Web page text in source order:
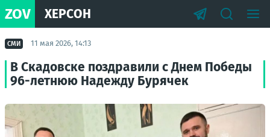
ZOV ХЕРСОН
СМИ 11 мая 2026, 14:13
В Скадовске поздравили с Днем Победы
96-летнюю Надежду Бурячек